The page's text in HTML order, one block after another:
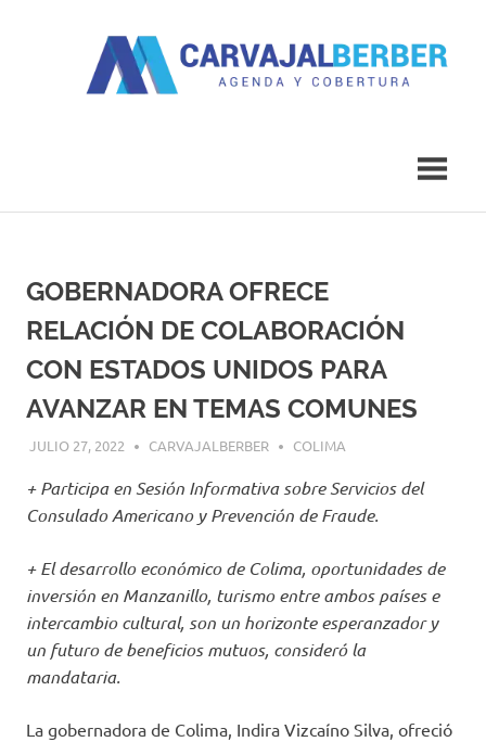
GOBERNADORA OFRECE
RELACIÓN DE COLABORACIÓN
CON ESTADOS UNIDOS PARA
AVANZAR EN TEMAS COMUNES
JULIO 27, 2022 CARVAJALBERBER COLIMA
+ Participa en Sesión Informativa sobre Servicios del
Consulado Americano y Prevención de Fraude.
+ El desarrollo económico de Colima, oportunidades de
inversión en Manzanillo, turismo entre ambos países e
intercambio cultural, son un horizonte esperanzador y
un futuro de beneficios mutuos, consideró la
mandataria.
La gobernadora de Colima, Indira Vizcaíno Silva, ofreció